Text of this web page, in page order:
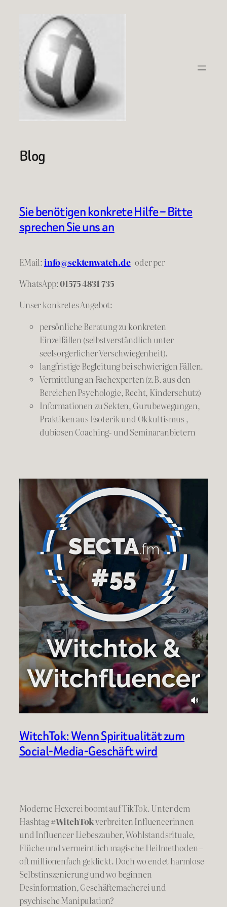
springen
Blog
Sie benötigen konkrete Hilfe – Bitte
sprechen Sie uns an
EMail:info@sektenwatch.de oderper
WhatsApp:01575 4831 735
Unser konkretes Angebot:
persönliche Beratung zu konkreten
Einzelfällen (selbstverständlich unter
seelsorgerlicher Verschwiegenheit).
langfristige Begleitung bei schwierigen Fällen.
Vermittlung an Fachexperten (z.B. aus den
Bereichen Psychologie, Recht, Kinderschutz)
Informationen zu Sekten, Gurubewegungen,
Praktiken aus Esoterik und Okkultismus ,
dubiosen Coaching- und Seminaranbietern
WitchTok: Wenn Spiritualität zum
Social-Media-Geschäft wird
Moderne Hexerei boomt auf TikTok. Unter dem
Hashtag#WitchTokverbreiten Influencerinnen
und Influencer Liebeszauber, Wohlstandsrituale,
Flüche und vermeintlich magische Heilmethoden –
oft millionenfach geklickt. Doch wo endet harmlose
Selbstinszenierung und wo beginnen
Desinformation, Geschäftemacherei und
psychische Manipulation?